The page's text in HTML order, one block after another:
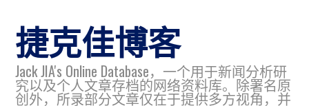
捷克佳博客
Jack JIA's Online Database，一个用于新闻分析研
究以及个人文章存档的网络资料库。除署名原
创外，所录部分文章仅在于提供多方视角，并